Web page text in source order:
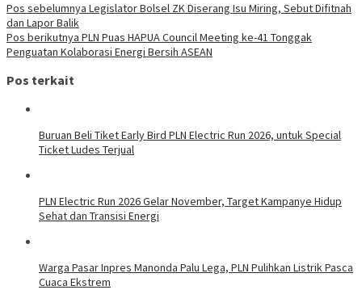
Pos sebelumnya Legislator Bolsel ZK Diserang Isu Miring, Sebut Difitnah
dan Lapor Balik
Pos berikutnya PLN Puas HAPUA Council Meeting ke-41 Tonggak
Penguatan Kolaborasi Energi Bersih ASEAN
Pos terkait
Buruan Beli Tiket Early Bird PLN Electric Run 2026, untuk Special
Ticket Ludes Terjual
PLN Electric Run 2026 Gelar November, Target Kampanye Hidup
Sehat dan Transisi Energi
Warga Pasar Inpres Manonda Palu Lega, PLN Pulihkan Listrik Pasca
Cuaca Ekstrem